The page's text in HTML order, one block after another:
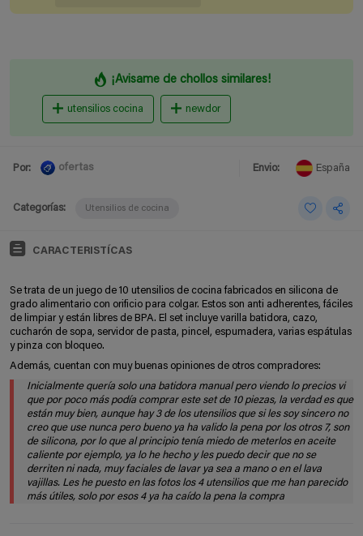
¡Avisame de chollos similares!
utensilios cocina newdor
Por: ofertas Envio: España
Categorías: Utensilios de cocina
CARACTERISTÍCAS
Se trata de un juego de 10 utensilios de cocina fabricados en silicona de
grado alimentario con orificio para colgar. Estos son anti adherentes, fáciles
de limpiar y están libres de BPA. El set incluye varilla batidora, cazo,
cucharón de sopa, servidor de pasta, pincel, espumadera, varias espátulas
y pinza con bloqueo.
Además, cuentan con muy buenas opiniones de otros compradores:
Inicialmente quería solo una batidora manual pero viendo lo precios vi
que por poco más podía comprar este set de 10 piezas, la verdad es que
están muy bien, aunque hay 3 de los utensilios que si les soy sincero no
creo que use nunca pero bueno ya ha valido la pena por los otros 7, son
de silicona, por lo que al principio tenía miedo de meterlos en aceite
caliente por ejemplo, ya lo he hecho y les puedo decir que no se
derriten ni nada, muy faciales de lavar ya sea a mano o en el lava
vajillas. Les he puesto en las fotos los 4 utensilios que me han parecido
más útiles, solo por esos 4 ya ha caído la pena la compra